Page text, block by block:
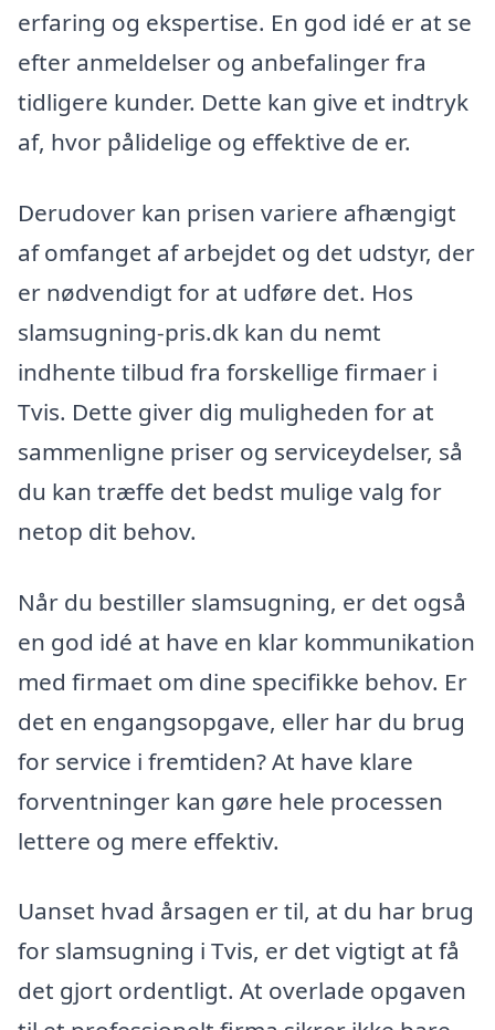
erfaring og ekspertise. En god idé er at se
efter anmeldelser og anbefalinger fra
tidligere kunder. Dette kan give et indtryk
af, hvor pålidelige og effektive de er.
Derudover kan prisen variere afhængigt
af omfanget af arbejdet og det udstyr, der
er nødvendigt for at udføre det. Hos
slamsugning-pris.dk kan du nemt
indhente tilbud fra forskellige firmaer i
Tvis. Dette giver dig muligheden for at
sammenligne priser og serviceydelser, så
du kan træffe det bedst mulige valg for
netop dit behov.
Når du bestiller slamsugning, er det også
en god idé at have en klar kommunikation
med firmaet om dine specifikke behov. Er
det en engangsopgave, eller har du brug
for service i fremtiden? At have klare
forventninger kan gøre hele processen
lettere og mere effektiv.
Uanset hvad årsagen er til, at du har brug
for slamsugning i Tvis, er det vigtigt at få
det gjort ordentligt. At overlade opgaven